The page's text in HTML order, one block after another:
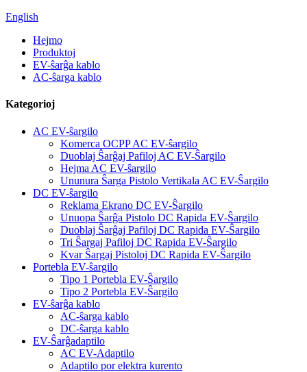
English
Hejmo
Produktoj
EV-ŝarĝa kablo
AC-ŝarga kablo
Kategorioj
AC EV-ŝargilo
Komerca OCPP AC EV-ŝargilo
Duoblaj Ŝarĝaj Pafiloj AC EV-Ŝargilo
Hejma AC EV-ŝargilo
Ununura Ŝarga Pistolo Vertikala AC EV-Ŝargilo
DC EV-ŝargilo
Reklama Ekrano DC EV-Ŝargilo
Unuopa Ŝarĝa Pistolo DC Rapida EV-Ŝargilo
Duoblaj Ŝarĝaj Pafiloj DC Rapida EV-Ŝargilo
Tri Ŝargaj Pafiloj DC Rapida EV-Ŝargilo
Kvar Ŝargaj Pistoloj DC Rapida EV-Ŝargilo
Portebla EV-ŝargilo
Tipo 1 Portebla EV-Ŝargilo
Tipo 2 Portebla EV-Ŝargilo
EV-ŝarĝa kablo
AC-ŝarga kablo
DC-ŝarga kablo
EV-Ŝarĝadaptilo
AC EV-Adaptilo
Adaptilo por elektra kurento